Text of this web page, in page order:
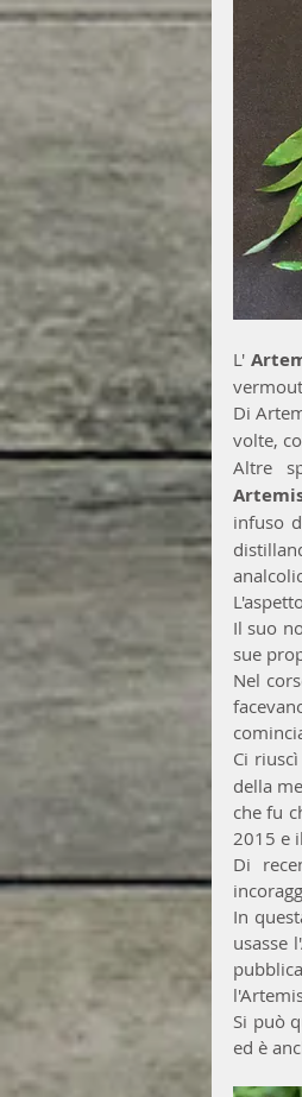
L'
Di
volte,
Altre
infuso
Il suo
sue
Nel
Ci
della
che fu
2015 e
Di
In
usasse
Si può
ed è